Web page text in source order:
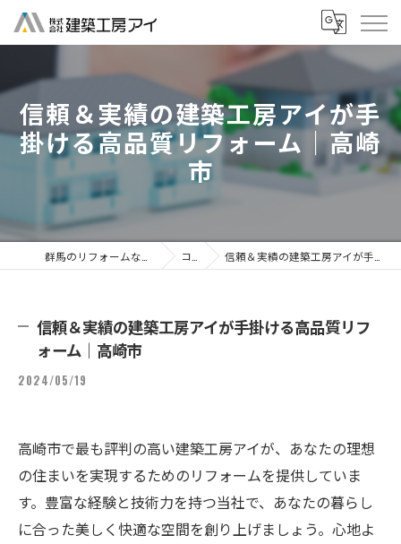
信頼＆実績の建築工房アイが手
掛ける高品質リフォーム｜高崎
市
コラム 信頼＆実績の建築工房アイが手掛ける高品質リフォーム｜高崎市
信頼＆実績の建築工房アイが手掛ける高品質リフ
ォーム｜高崎市
2024/05/19
高崎市で最も評判の高い建築工房アイが、あなたの理想
の住まいを実現するためのリフォームを提供していま
す。豊富な経験と技術力を持つ当社で、あなたの暮らし
に合った美しく快適な空間を創り上げましょう。心地よ